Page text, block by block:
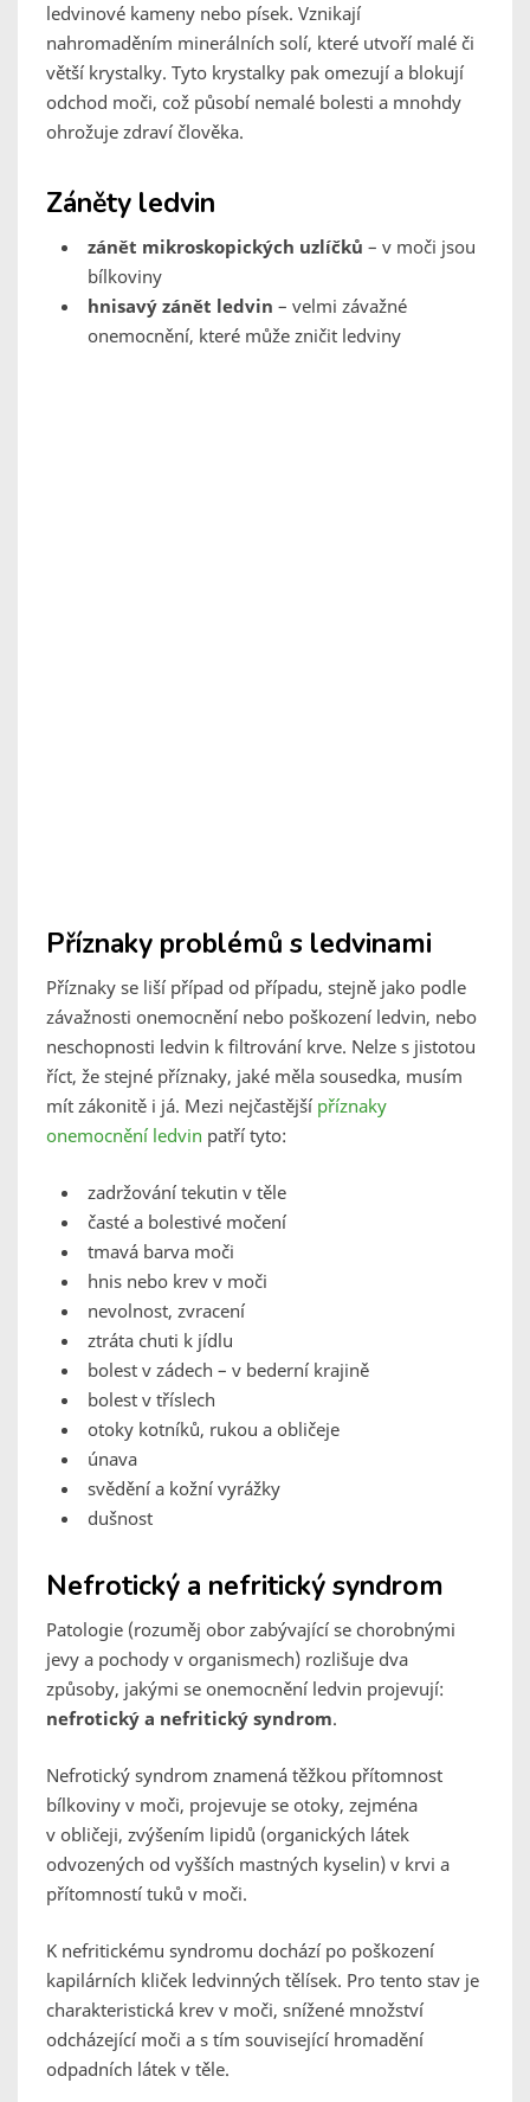
ledvinové kameny nebo písek. Vznikají
nahromaděním minerálních solí, které utvoří malé či
větší krystalky. Tyto krystalky pak omezují a blokují
odchod moči, což působí nemalé bolesti a mnohdy
ohrožuje zdraví člověka.
Záněty ledvin
zánět mikroskopických uzlíčků – v moči jsou
bílkoviny
hnisavý zánět ledvin – velmi závažné
onemocnění, které může zničit ledviny
Příznaky problémů s ledvinami
Příznaky se liší případ od případu, stejně jako podle
závažnosti onemocnění nebo poškození ledvin, nebo
neschopnosti ledvin k filtrování krve. Nelze s jistotou
říct, že stejné příznaky, jaké měla sousedka, musím
mít zákonitě i já. Mezi nejčastější příznaky
onemocnění ledvin patří tyto:
zadržování tekutin v těle
časté a bolestivé močení
tmavá barva moči
hnis nebo krev v moči
nevolnost, zvracení
ztráta chuti k jídlu
bolest v zádech – v bederní krajině
bolest v tříslech
otoky kotníků, rukou a obličeje
únava
svědění a kožní vyrážky
dušnost
Nefrotický a nefritický syndrom
Patologie (rozuměj obor zabývající se chorobnými
jevy a pochody v organismech) rozlišuje dva
způsoby, jakými se onemocnění ledvin projevují:
nefrotický a nefritický syndrom.
Nefrotický syndrom znamená těžkou přítomnost
bílkoviny v moči, projevuje se otoky, zejména
v obličeji, zvýšením lipidů (organických látek
odvozených od vyšších mastných kyselin) v krvi a
přítomností tuků v moči.
K nefritickému syndromu dochází po poškození
kapilárních kliček ledvinných tělísek. Pro tento stav je
charakteristická krev v moči, snížené množství
odcházející moči a s tím související hromadění
odpadních látek v těle.